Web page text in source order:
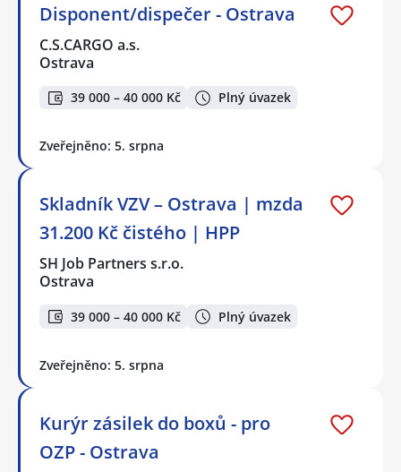
Disponent/dispečer - Ostrava
C.S.CARGO a.s.
Ostrava
39 000 – 40 000 Kč Plný úvazek
Zveřejněno: 5. srpna
Skladník VZV – Ostrava | mzda
31.200 Kč čistého | HPP
SH Job Partners s.r.o.
Ostrava
39 000 – 40 000 Kč Plný úvazek
Zveřejněno: 5. srpna
Kurýr zásilek do boxů - pro
OZP - Ostrava